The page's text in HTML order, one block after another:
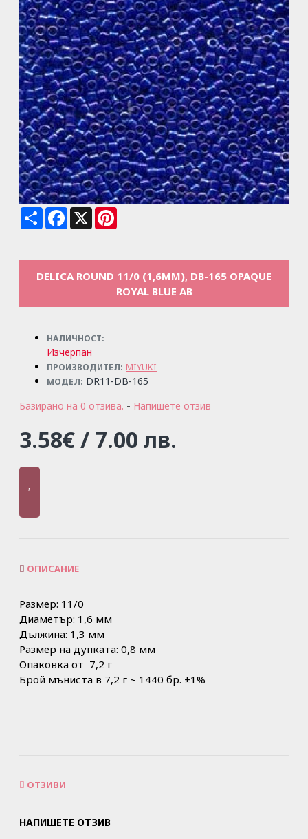
Share Facebook
X
DELICA ROUND 11/0 (1,6MM), DB-165 OPAQUE
ROYAL BLUE AB
НАЛИЧНОСТ:
Изчерпан
ПРОИЗВОДИТЕЛ: MIYUKI
МОДЕЛ: DR11-DB-165
Базирано на 0 отзива. - Напишете отзив
3.58€ / 7.00 лв.
ОПИСАНИЕ
Размер: 11/0
Диаметър: 1,6 мм
Дължина: 1,3 мм
Размер на дупката: 0,8 мм
Опаковка от 7,2 г
Брой мъниста в 7,2 г ~ 1440 бр. ±1%
ОТЗИВИ
НАПИШЕТЕ ОТЗИВ